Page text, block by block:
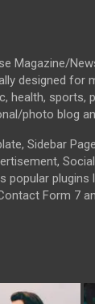
Magazine/
designed for
health, sports,
photo blog
Sidebar
popular plugins
Form 7